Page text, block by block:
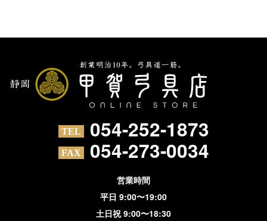
054-252-1873
054-273-0034
営業時間
平日 9:00〜19:00
土日祝 9:00〜18:30